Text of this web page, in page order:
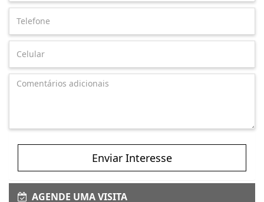
Enviar Interesse
AGENDE UMA VISITA